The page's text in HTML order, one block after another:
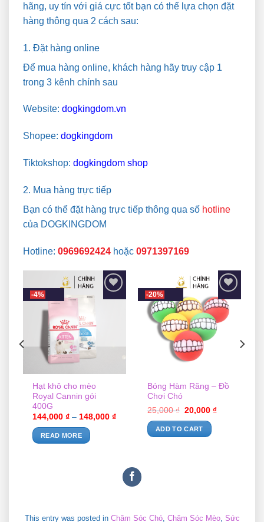
hãng, uy tín với giá cực tốt bạn có thể lựa chọn đặt
hàng thông qua 2 cách sau:
1. Đặt hàng online
Để mua hàng online, khách hàng hãy truy cập 1
trong 3 kênh chính sau
Website: dogkingdom.vn
Shopee: dogkingdom
Tiktokshop: dogkingdom shop
2. Mua hàng trực tiếp
Bạn có thể đặt hàng trực tiếp thông qua số hotline
của DOGKINGDOM
Hotline: 0969692424 hoặc 0971397169
-4%
Add to wishlist
Hạt khô cho mèo
Royal Cannin gói
400G
144,000₫ –148,000₫
READ MORE
-20%
Add to wishlist
Bóng Hàm Răng – Đồ
Chơi Chó
25,000₫ 20,000₫
ADD TO CART
This entry was posted in Chăm Sóc Chó, Chăm Sóc Mèo, Sức